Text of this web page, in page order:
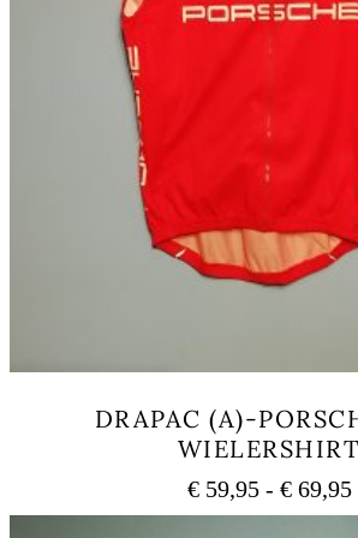
DRAPAC (A)-
WIELERSHIRT
€59,95 - €69,95